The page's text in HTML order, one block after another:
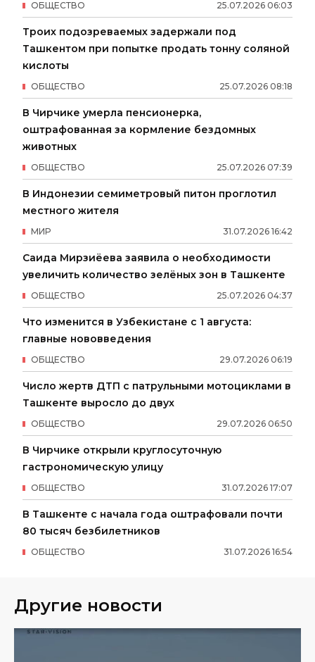
25.07.2026 06:03
ОБЩЕСТВО
Троих подозреваемых задержали под
Ташкентом при попытке продать тонну соляной
кислоты
25.07.2026 08:18
ОБЩЕСТВО
В Чирчике умерла пенсионерка,
оштрафованная за кормление бездомных
животных
25.07.2026 07:39
ОБЩЕСТВО
В Индонезии семиметровый питон проглотил
местного жителя
31.07.2026 16:42
МИР
Саида Мирзиёева заявила о необходимости
увеличить количество зелёных зон в Ташкенте
25.07.2026 04:37
ОБЩЕСТВО
Что изменится в Узбекистане с 1 августа:
главные нововведения
29.07.2026 06:19
ОБЩЕСТВО
Число жертв ДТП с патрульными мотоциклами в
Ташкенте выросло до двух
29.07.2026 06:50
ОБЩЕСТВО
В Чирчике открыли круглосуточную
гастрономическую улицу
31.07.2026 17:07
ОБЩЕСТВО
В Ташкенте с начала года оштрафовали почти
80 тысяч безбилетников
31.07.2026 16:54
ОБЩЕСТВО
Другие новости